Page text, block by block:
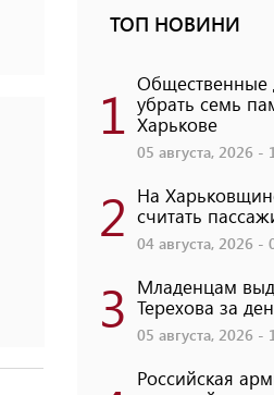
ТОП НОВИНИ
1 Общественные
убрать семь
Харькове
05 августа, 2026 -
2 На
считать
04 августа, 2026 -
3 Младенцам
Терехова за
05 августа, 2026 -
Российская